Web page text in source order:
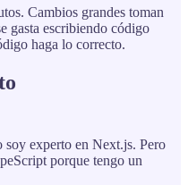
Cambios grandes toman
gasta escribiendo código
haga lo correcto.
experto en Next.js. Pero
porque tengo un